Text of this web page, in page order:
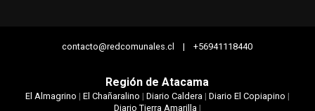
contacto@redcomunales.cl | +56941118440
Región de Atacama
El Almagrino | El Chañaralino | Diario Caldera | Diario El Copiapino |
Diario Tierra Amarilla |